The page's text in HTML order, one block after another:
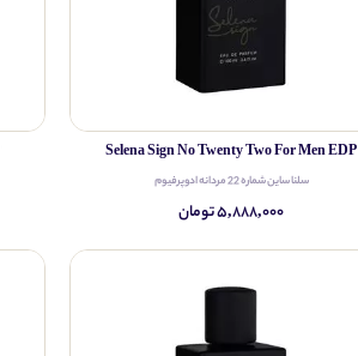
Selena Sign No Twenty Two For Men EDP
سلنا ساین شماره 22 مردانه ادوپرفیوم
۵,۸۸۸,۰۰۰ تومان